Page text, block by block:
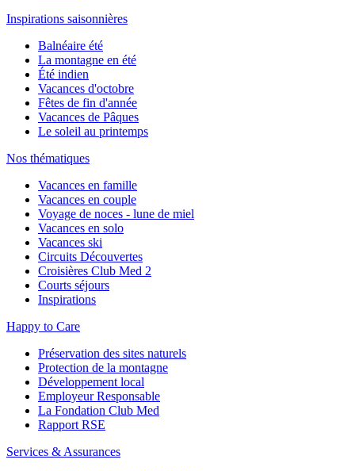
Inspirations saisonnières
Balnéaire été
La montagne en été
Été indien
Vacances d'octobre
Fêtes de fin d'année
Vacances de Pâques
Le soleil au printemps
Nos thématiques
Vacances en famille
Vacances en couple
Voyage de noces - lune de miel
Vacances en solo
Vacances ski
Circuits Découvertes
Croisières Club Med 2
Courts séjours
Inspirations
Happy to Care
Préservation des sites naturels
Protection de la montagne
Développement local
Employeur Responsable
La Fondation Club Med
Rapport RSE
Services & Assurances